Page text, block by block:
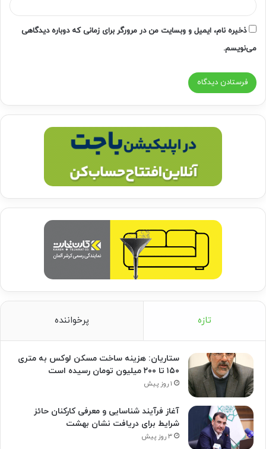
ذخیره نام، ایمیل و وبسایت من در مرورگر برای زمانی که دوباره دیدگاهی
می‌نویسم.
تازه پرخواننده
ستاریان: هزینه ساخت مسکن لوکس به متری
۱۵۰ تا ۲۰۰ میلیون تومان رسیده است
۱ روز پیش
آغاز فرآیند شناسایی و معرفی کارکنان حائز
شرایط برای دریافت نشان بهشت
۳ روز پیش